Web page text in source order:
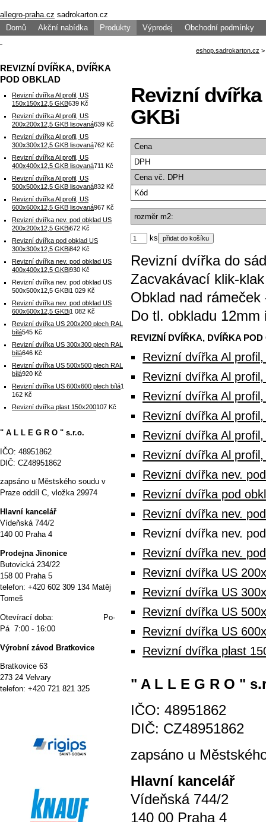
allegro-praha.cz sadrokarton.cz
Domů
Akční nabídka Produkty Výprodej Obchodní podmínky
Revizní dvířka
GKBi
Cena
DPH
Cenavč. DPH
Kód
rozměr m2:
ks
Revizní dvířka do
Zacvakávací klik-
Obklad nad
Do tl. obkladu
REVIZNÍ DVÍŘKA, DVÍŘKA
Revizní dvířka Al
Revizní dvířka Al
Revizní dvířka Al
Revizní dvířka Al
Revizní dvířka Al
Revizní dvířka Al
Revizní dvířka nev.
Revizní dvířka pod
Revizní dvířka nev.
Revizní dvířka nev.
Revizní dvířka nev.
Revizní dvířka US
Revizní dvířka US
Revizní dvířka US
Revizní dvířka US
Revizní dvířka plast
" A L L E G R O "
IČO: 48951862
DIČ: CZ48951862
zapsáno u
Hlavní kancelář
Vídeňská 744/2
140 00 Praha 4
REVIZNÍ DVÍŘKA, DVÍŘKA
POD OBKLAD
Revizní dvířka Al profil, US
150x150x12,5 GKB639 Kč
Revizní dvířka Al profil, US
200x200x12,5 GKB lisovaná639 Kč
Revizní dvířka Al profil, US
300x300x12,5 GKB lisovaná762 Kč
Revizní dvířka Al profil, US
400x400x12,5 GKB lisovaná711 Kč
Revizní dvířka Al profil, US
500x500x12,5 GKB lisovaná832 Kč
Revizní dvířka Al profil, US
600x600x12,5 GKB lisovaná967 Kč
Revizní dvířka nev. pod obklad US
200x200x12,5 GKBi672 Kč
Revizní dvířka pod obklad US
300x300x12,5 GKBi842 Kč
Revizní dvířka nev. pod obklad US
400x400x12,5 GKBi930 Kč
Revizní dvířka nev. pod obklad US
500x500x12,5 GKBi1 029 Kč
Revizní dvířka nev. pod obklad US
600x600x12,5 GKBi1 082 Kč
Revizní dvířka US 200x200 plech RAL
bílá545 Kč
Revizní dvířka US 300x300 plech RAL
bílá646 Kč
Revizní dvířka US 500x500 plech RAL
bílá920 Kč
Revizní dvířka US 600x600 plech bílá1
162 Kč
Revizní dvířka plast 150x200107 Kč
" A L L E G R O " s.r.o.
IČO: 48951862
DIČ: CZ48951862
zapsáno u Městského soudu v
Praze oddíl C, vložka 29974
Hlavní kancelář
Vídeňská 744/2
140 00 Praha 4
Prodejna Jinonice
Butovická 234/22
158 00 Praha 5
telefon: +420 602 309 134 Matěj
Tomeš
Otevírací doba: Po-
Pá 7:00 - 16:00
Výrobní závod Bratkovice
Bratkovice 63
273 24 Velvary
telefon: +420 721 821 325